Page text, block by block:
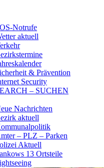
Notrufe
aktuell
& Prävention
Security
– SUCHEN
Nachrichten
aktuell
– PLZ – Parken
Aktuell
13 Ortsteile